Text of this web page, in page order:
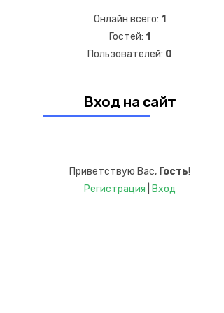
Онлайн всего:1
Гостей:1
Пользователей: 0
Вход на сайт
Приветствую Вас, Гость!
Регистрация
Вход